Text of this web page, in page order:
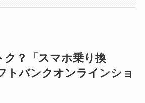
ク？「スマホ乗り換
トバンクオンラインショ